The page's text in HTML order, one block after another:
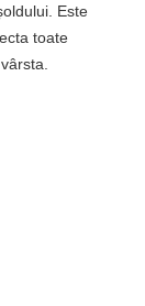
Este
toate